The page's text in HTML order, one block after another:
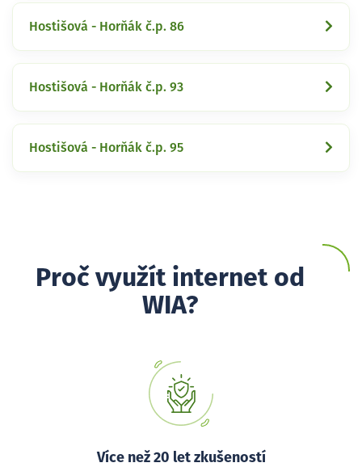
Hostišová - Horňák č.p. 86
Hostišová - Horňák č.p. 93
Hostišová - Horňák č.p. 95
Proč využít internet od
WIA?
Více než 20 let zkušeností